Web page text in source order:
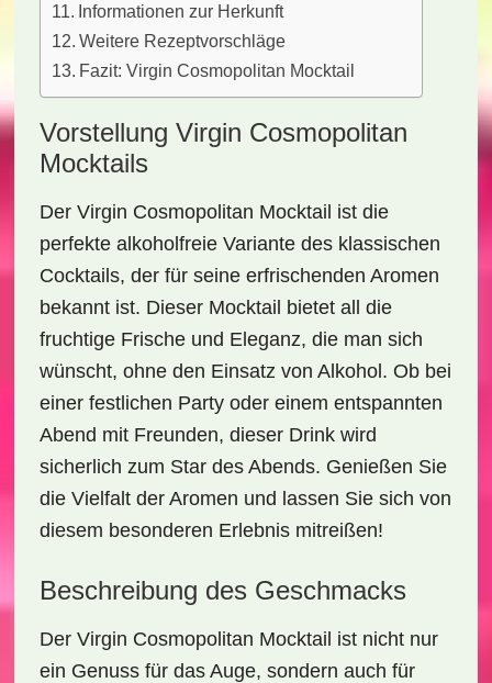
Informationen zur Herkunft
Weitere Rezeptvorschläge
Fazit: Virgin Cosmopolitan Mocktail
Vorstellung Virgin Cosmopolitan
Mocktails
Der Virgin Cosmopolitan Mocktail ist die
perfekte alkoholfreie Variante des klassischen
Cocktails, der für seine erfrischenden Aromen
bekannt ist. Dieser Mocktail bietet all die
fruchtige Frischeund Eleganz, die man sich
wünscht, ohne den Einsatz von Alkohol. Ob bei
einer festlichen Party oder einem entspannten
Abend mit Freunden, dieser Drink wird
sicherlich zum Star des Abends. Genießen Sie
die Vielfalt der Aromen und lassen Sie sich von
diesem besonderen Erlebnis mitreißen!
Beschreibung des Geschmacks
Der Virgin Cosmopolitan Mocktail ist nicht nur
ein Genuss für das Auge, sondern auch für